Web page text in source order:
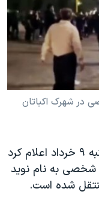
در شهرک اکباتان
مرکز مشاوره حقوقی دادبان روز سه‌شنبه ۹ خرداد اعلام کرد
شخصی به نام نوید
شده است.